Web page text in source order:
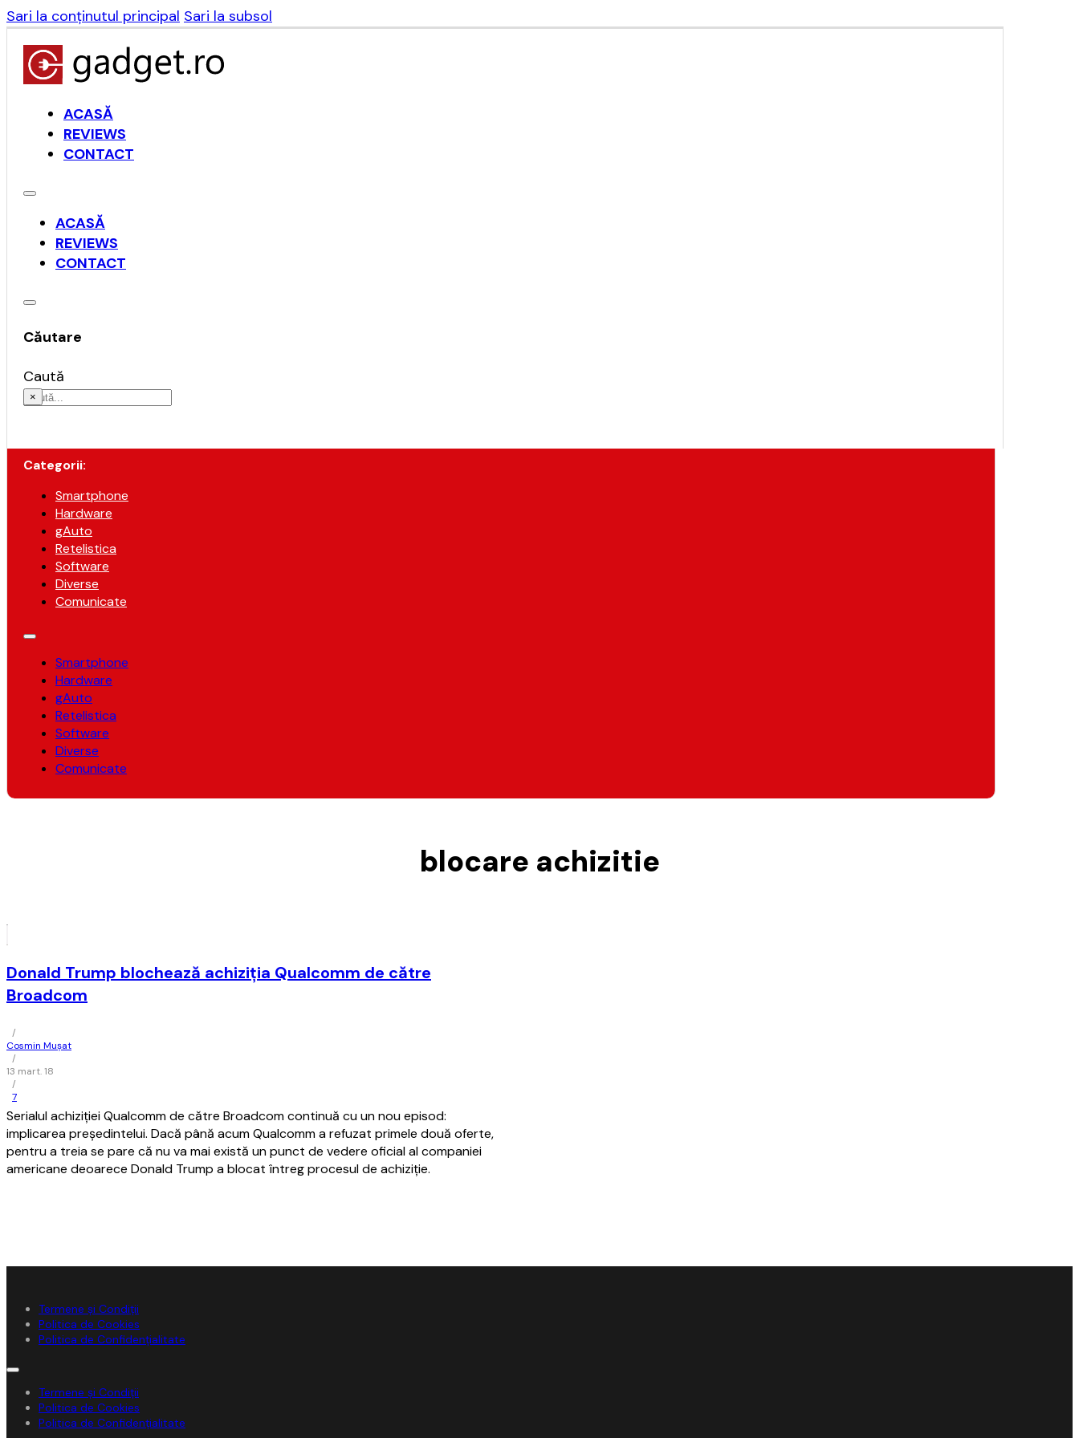
Sari la conținutul principal Sari la subsol
ACASĂ
REVIEWS
CONTACT
ACASĂ
REVIEWS
CONTACT
Căutare
Caută
×
Categorii:
Smartphone
Hardware
gAuto
Retelistica
Software
Diverse
Comunicate
Smartphone
Hardware
gAuto
Retelistica
Software
Diverse
Comunicate
blocare achizitie
Donald Trump blochează achiziţia Qualcomm de către
Broadcom
/
Cosmin Mușat
/
13 mart. 18
/
7
Serialul achiziţiei Qualcomm de către Broadcom continuă cu un nou episod:
implicarea preşedintelui. Dacă până acum Qualcomm a refuzat primele două oferte,
pentru a treia se pare că nu va mai există un punct de vedere oficial al companiei
americane deoarece Donald Trump a blocat întreg procesul de achiziţie.
Termene și Condiții
Politica de Cookies
Politica de Confidențialitate
Termene și Condiții
Politica de Cookies
Politica de Confidențialitate